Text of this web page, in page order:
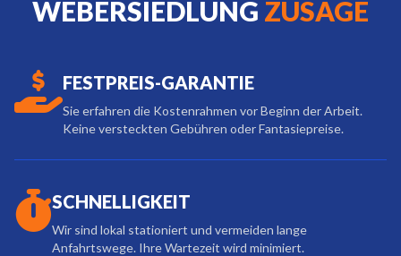
WEBERSIEDLUNG ZUSAGE
FESTPREIS-GARANTIE
Sie erfahren die Kostenrahmen vor Beginn der Arbeit.
Keine versteckten Gebühren oder Fantasiepreise.
SCHNELLIGKEIT
Wir sind lokal stationiert und vermeiden lange
Anfahrtswege. Ihre Wartezeit wird minimiert.